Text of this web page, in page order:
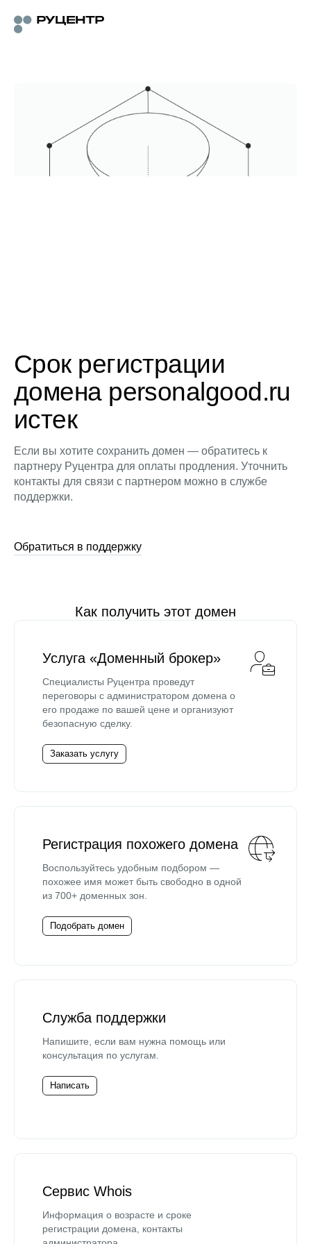
Срок регистрации
домена personalgood.ru
истек
Если вы хотите сохранить домен — обратитесь к
партнеру Руцентра для оплаты продления. Уточнить
контакты для связи с партнером можно в службе
поддержки.
Обратиться в поддержку
Как получить этот домен
Услуга «Доменный брокер»
Специалисты Руцентра проведут
переговоры с администратором домена о
его продаже по вашей цене и организуют
безопасную сделку.
Заказать услугу
Регистрация похожего домена
Воспользуйтесь удобным подбором —
похожее имя может быть свободно в одной
из 700+ доменных зон.
Подобрать домен
Служба поддержки
Напишите, если вам нужна помощь или
консультация по услугам.
Написать
Сервис Whois
Информация о возрасте и сроке
регистрации домена, контакты